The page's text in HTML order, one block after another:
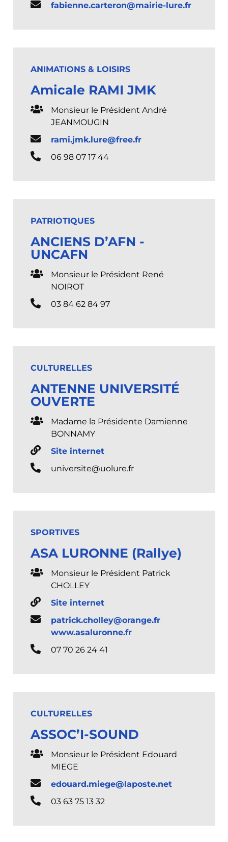
fabienne.carteron@mairie-lure.fr
ANIMATIONS & LOISIRS
Amicale RAMI JMK
Monsieur le Président André
JEANMOUGIN
rami.jmk.lure@free.fr
06 98 07 17 44
PATRIOTIQUES
ANCIENS D’AFN -
UNCAFN
Monsieur le Président René
NOIROT
03 84 62 84 97
CULTURELLES
ANTENNE UNIVERSITÉ
OUVERTE
Madame la Présidente Damienne
BONNAMY
Site internet
universite@uolure.fr
SPORTIVES
ASA LURONNE (Rallye)
Monsieur le Président Patrick
CHOLLEY
Site internet
patrick.cholley@orange.fr
www.asaluronne.fr
07 70 26 24 41
CULTURELLES
ASSOC’I-SOUND
Monsieur le Président Edouard
MIEGE
edouard.miege@laposte.net
03 63 75 13 32